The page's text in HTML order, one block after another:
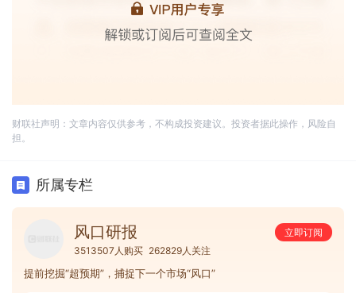
财联社声明：文章内容仅供参考，不构成投资建议。投资者据此操作，风险自
担。
所属专栏
风口研报
立即订阅
3513507人购买 262829人关注
提前挖掘“超预期”，捕捉下一个市场“风口”